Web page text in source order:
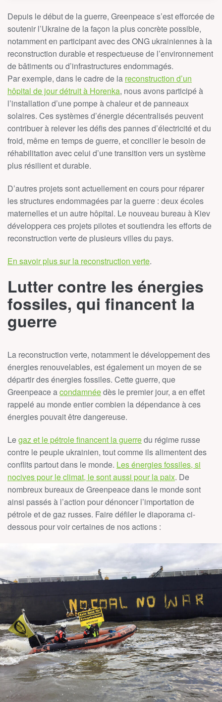
Depuis le début de la guerre, Greenpeace s’est efforcée de
soutenir l’Ukraine de la façon la plus concrète possible,
notamment en participant avec des ONG ukrainiennes à la
reconstruction durable et respectueuse de l’environnement
de bâtiments ou d’infrastructures endommagés.
Par exemple, dans le cadre de la reconstruction d’un
hôpital de jour détruit à Horenka, nous avons participé à
l’installation d’une pompe à chaleur et de panneaux
solaires. Ces systèmes d’énergie décentralisés peuvent
contribuer à relever les défis des pannes d’électricité et du
froid, même en temps de guerre, et concilier le besoin de
réhabilitation avec celui d’une transition vers un système
plus résilient et durable.
D’autres projets sont actuellement en cours pour réparer
les structures endommagées par la guerre : deux écoles
maternelles et un autre hôpital. Le nouveau bureau à Kiev
développera ces projets pilotes et soutiendra les efforts de
reconstruction verte de plusieurs villes du pays.
En savoir plus sur la reconstruction verte.
Lutter contre les énergies
fossiles, qui financent la
guerre
La reconstruction verte, notamment le développement des
énergies renouvelables, est également un moyen de se
départir des énergies fossiles. Cette guerre, que
Greenpeace acondamnéedès le premier jour, a en effet
rappelé au monde entier combien la dépendance à ces
énergies pouvait être dangereuse.
Legaz et le pétrole financent la guerredu régime russe
contre le peuple ukrainien, tout comme ils alimentent des
conflits partout dans le monde. Les énergies fossiles, si
nocives pour le climat, le sont aussi pour la paix. De
nombreux bureaux de Greenpeace dans le monde sont
ainsi passés à l’action pour dénoncer l’importation de
pétrole et de gaz russes. Faire défiler le diaporama ci-
dessous pour voir certaines de nos actions :